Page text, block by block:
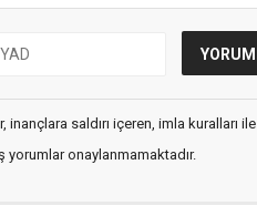
saldırı içeren, imla kuralları ile
yorumlar onaylanmamaktadır.